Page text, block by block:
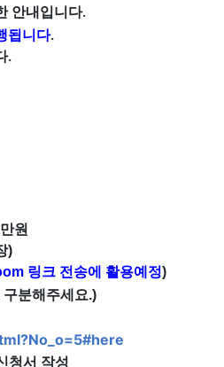
안내입니다.
됩니다.
.
원
)
링크 전송에 활용예정)
구분해주세요.)
청서 작성